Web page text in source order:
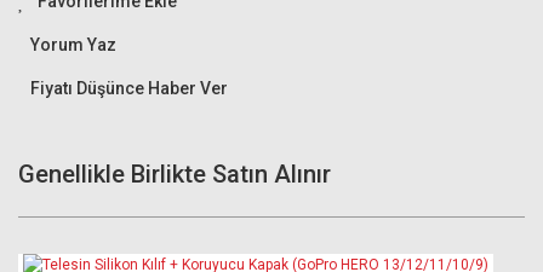
Yorum Yaz
Fiyatı Düşünce Haber Ver
Genellikle Birlikte Satın Alınır